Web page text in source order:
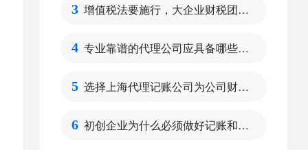
3 增值税法要施行，大企业财税团队
4 专业靠谱的代理公司应具备哪些特
5 选择上海代理记账公司为公司财税
6 初创企业为什么必须做好记账和报